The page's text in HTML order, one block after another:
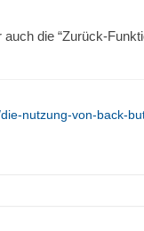
die “Zurück-
nutzung-von-back-